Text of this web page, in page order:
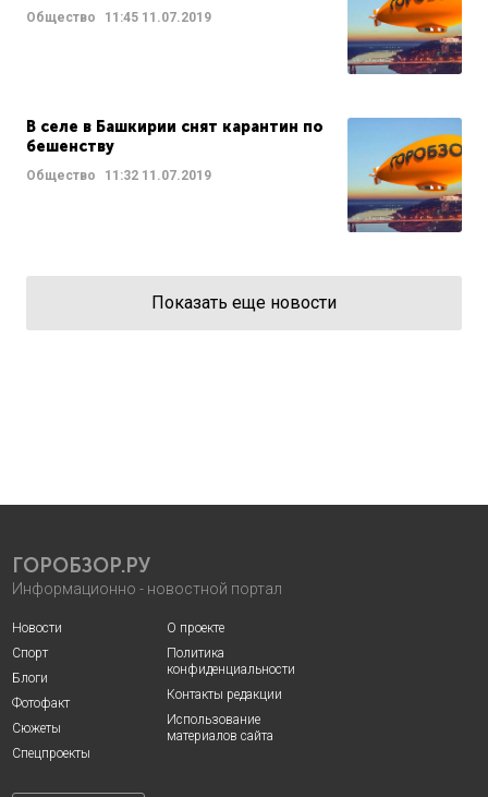
Общество 11:45 11.07.2019
В селе в Башкирии снят карантин по
бешенству
Общество 11:32 11.07.2019
Показать еще новости
ГОРОБЗОР.РУ
Информационно - новостной портал
Новости
Спорт
Блоги
Фотофакт
Сюжеты
Спецпроекты
О проекте
Политика
конфиденциальности
Контакты редакции
Использование
материалов сайта